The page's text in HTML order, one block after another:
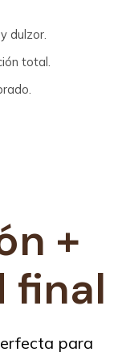
dulzor.
total.
+
final
para